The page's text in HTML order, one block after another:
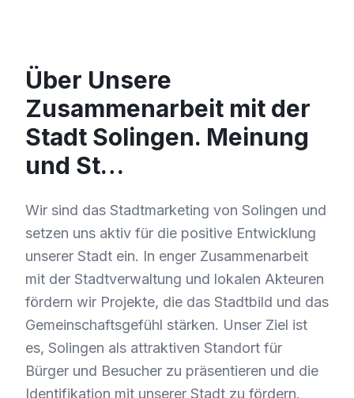
Über Unsere
Zusammenarbeit mit der
Stadt Solingen. Meinung
und St…
Wir sind das Stadtmarketing von Solingen und
setzen uns aktiv für die positive Entwicklung
unserer Stadt ein. In enger Zusammenarbeit
mit der Stadtverwaltung und lokalen Akteuren
fördern wir Projekte, die das Stadtbild und das
Gemeinschaftsgefühl stärken. Unser Ziel ist
es, Solingen als attraktiven Standort für
Bürger und Besucher zu präsentieren und die
Identifikation mit unserer Stadt zu fördern.